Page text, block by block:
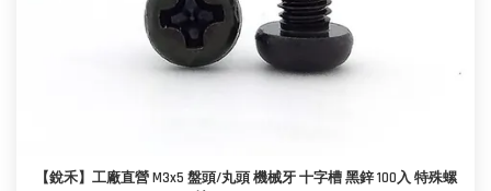
【銳禾】工廠直營 M3x5 盤頭/丸頭 機械牙 十字槽 黑鋅 100入 特殊螺